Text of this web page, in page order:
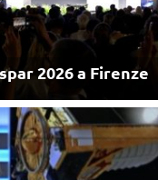
2026 a Firenze